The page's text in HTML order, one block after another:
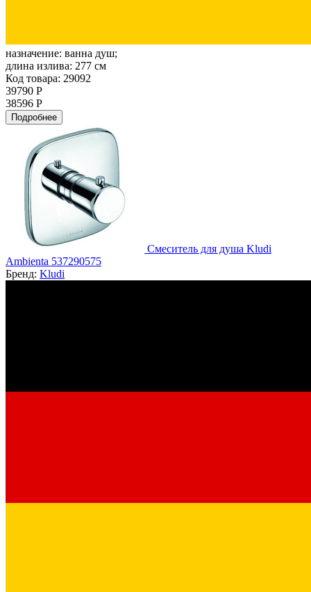
назначение: ванна душ;
длина излива: 277 см
Код товара: 29092
39790 Р
38596 Р
Подробнее
Смеситель для душа Kludi
Ambienta 537290575
Бренд: Kludi